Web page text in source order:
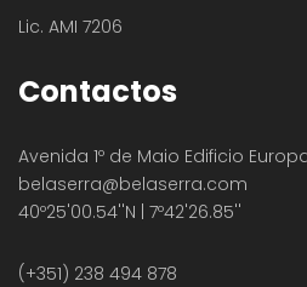
Lic. AMI 7206
Contactos
Avenida 1º de Maio Edificio
belaserra@belaserra.com
40º25'00.54''N | 7º42'26.85''
(+351) 238 494 878